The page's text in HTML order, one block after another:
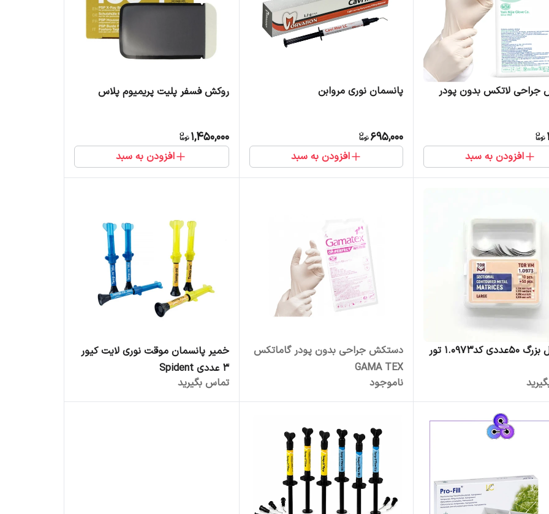
لاتکس بدون پودر
افزودن به سبد
پانسمان نوری مروابن
695,000
افزودن به سبد
روکش فسفر پلیت پریمیوم پلاس
1,450,000
افزودن به سبد
سکشنال بزرگ 50عددی کد1.0973 تور
دستکش جراحی بدون پودر گاماتکس
GAMA TEX
ناموجود
خمیر پانسمان موقت نوری لایت کیور
3 عددی Spident
تماس بگیرید